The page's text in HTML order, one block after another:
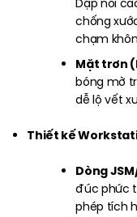
Dập nổi
chống
chạm
Mặt trơn
bóng mờ
dễ lộ vết
Thiết kế
Dòng
đúc phức
phép tích